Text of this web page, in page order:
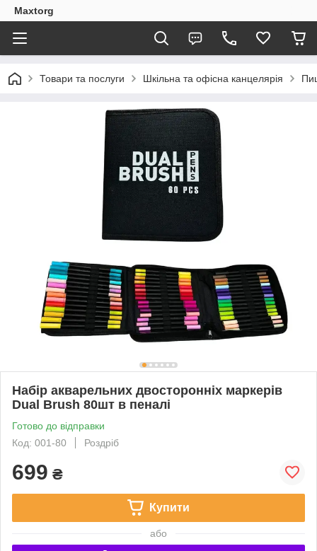
Maxtorg
Товари та послуги Шкільна та офісна канцелярія
Набір акварельних двосторонніх маркерів
Dual Brush 80шт в пеналі
Готово до відправки
Код: 001-80
Роздріб
699 ₴
Купити
або